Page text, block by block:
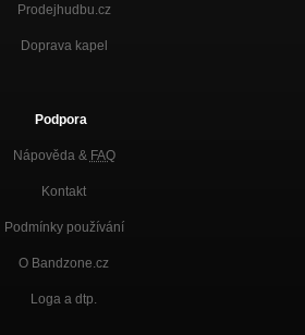
Prodejhudbu.cz
Doprava kapel
Podpora
Nápověda & FAQ
Kontakt
Podmínky používání
O Bandzone.cz
Loga a dtp.